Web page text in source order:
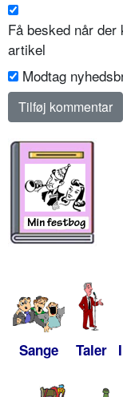
Få besked når
artikel
Modtag
Sange Taler